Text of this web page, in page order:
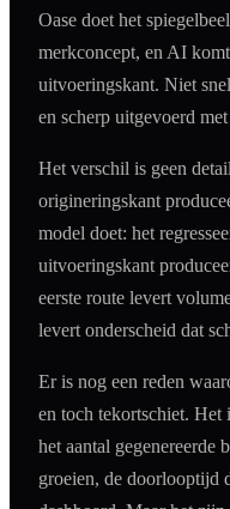
Oase doet het
merkconcept, en AI
uitvoeringskant. Niet
en scherp uitgevoerd
Het verschil is geen
origineringskant
model doet: het
uitvoeringskant
eerste route levert
levert onderscheid dat
Er is nog een reden
en toch tekortschiet. Het
het aantal gegenereerde
groeien, de doorlooptijd